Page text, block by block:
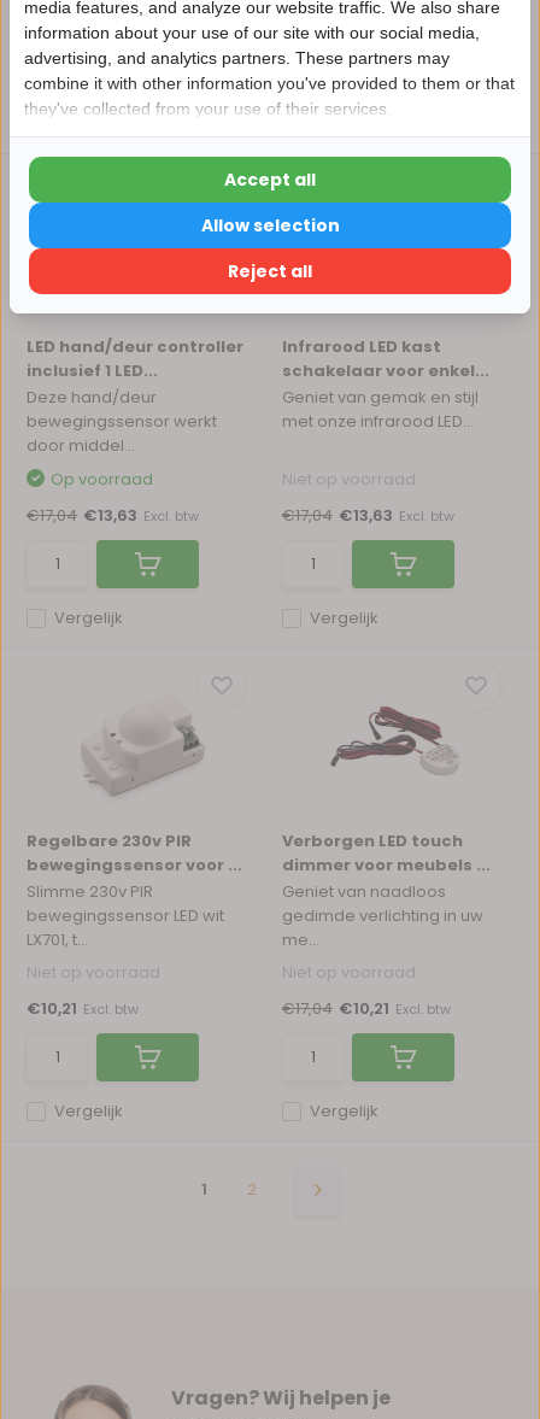
€10,21
€10,21
LED hand/deur controller
inclusief 1 LED...
Deze hand/deur
bewegingssensor werkt
door middel...
Vergelijk
Op voorraad
€17,04 €13,63 Excl. btw
Infrarood LED kast
schakelaar voor enkel...
Geniet van gemak en stijl
met onze infrarood LED...
Vergelijk
Niet op voorraad
€17,04 €13,63 Excl. btw
Regelbare 230v PIR
bewegingssensor voor ...
Slimme 230v PIR
bewegingssensor LED wit
LX701, t...
Vergelijk
Niet op voorraad
€10,21 Excl. btw
Verborgen LED touch
dimmer voor meubels ...
Geniet van naadloos
gedimde verlichting in uw
me...
Vergelijk
Niet op voorraad
€17,04 €10,21 Excl. btw
1 2
Vragen? Wij helpen je
Nu 15% korting
15korting
15% korting
Verder winkelen
media features, and analyze our website traffic. We also share
information about your use of our site with our social media,
advertising, and analytics partners. These partners may
combine it with other information you've provided to them or that
they've collected from your use of their services.
Reject all
Allow selection
Accept all